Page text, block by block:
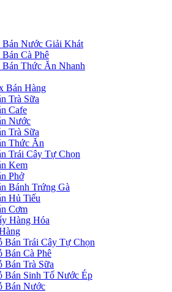
Bán Nước Giải Khát
Cà Phê
Bán Thức Ăn Nhanh
Bán Hàng
Trà Sữa
Cafe
Nước
Trà Sữa
Thức Ăn
Trái Cây Tự Chọn
Kem
Phở
Bánh Trứng Gà
Hủ Tiếu
Cơm
Hàng Hóa
Bán Trái Cây Tự Chọn
Bán Cà Phê
Bán Trà Sữa
Bán Sinh Tố Nước Ép
Bán Nước